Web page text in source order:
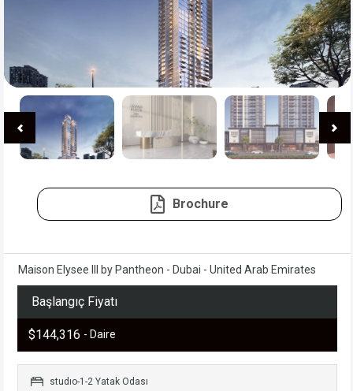
Brochure
Maison Elysee III by Pantheon - Dubai - United Arab Emirates
Başlangıç Fiyatı
$144,316 - Daire
studıo-1-2 Yatak Odası